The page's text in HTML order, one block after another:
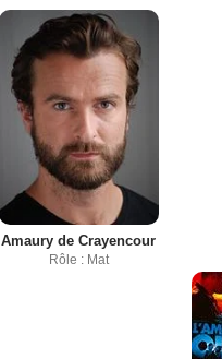
Amaury de Crayencour
Rôle : Mat